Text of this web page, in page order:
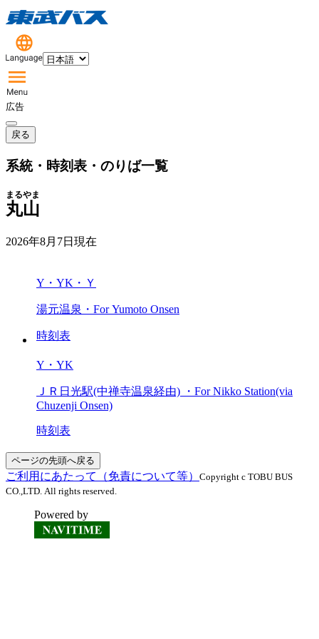
広告
戻る
系統・時刻表・のりば一覧
丸山
まるやま
2026年8月7日 現在
Y・YK・Ｙ
湯元温泉・For Yumoto Onsen
時刻表
Y・YK
ＪＲ日光駅(中禅寺温泉経由) ・For Nikko Station(via
Chuzenji Onsen)
時刻表
ページの先頭へ戻る
ご利用にあたって（免責について等） Copyright c TOBU BUS
CO.,LTD. All rights reserved.
Powered by